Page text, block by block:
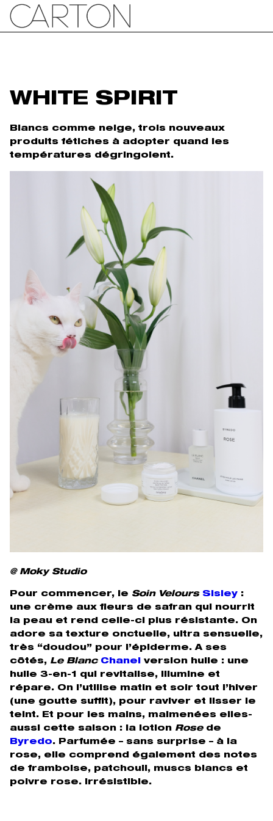
WHITE SPIRIT
Blancs comme neige, trois nouveaux
produits fétiches à adopter quand les
températures dégringolent.
@ Moky Studio
Pour commencer, le Soin Velours Sisley :
une crème aux fleurs de safran qui nourrit
la peau et rend celle-ci plus résistante. On
adore sa texture onctuelle, ultra sensuelle,
très “doudou” pour l’épiderme. A ses
côtés, Le Blanc Chanel
version huile : une
huile 3-en-1 qui revitalise, illumine et
répare. On l’utilise matin et soir tout l’hiver
(une goutte suffit), pour raviver et lisser le
teint. Et pour les mains, malmenées elles-
aussi cette saison : la lotion Rosede
Byredo. Parfumée – sans surprise – à la
rose, elle comprend également des notes
de framboise, patchouli, muscs blancs et
poivre rose. Irrésistible.